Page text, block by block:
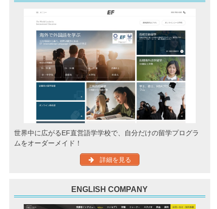
世界中に広がるEF直営語学学校で、自分だけの留学プログラ
ムをオーダーメイド！
詳細を見る
ENGLISH COMPANY